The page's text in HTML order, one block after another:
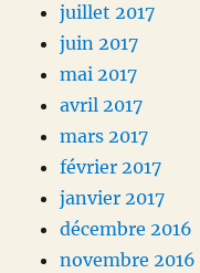
juillet 2017
juin 2017
mai 2017
avril 2017
mars 2017
février 2017
janvier 2017
décembre 2016
novembre 2016